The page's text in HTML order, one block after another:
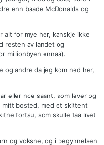
enn baade McDonalds og
alt for mye her, kanskje ikke
resten av landet og
millionbyen ennaa).
og andre da jeg kom ned her,
eller noe saant, som lever og
mitt bosted, med et skittent
fortau, som skulle faa livet
og voksne, og i begynnelsen